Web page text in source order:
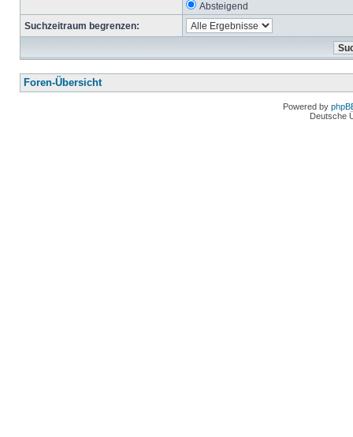
Absteigend
Suchzeitraum begrenzen:
Foren-Übersicht
Powered by
Deutsche